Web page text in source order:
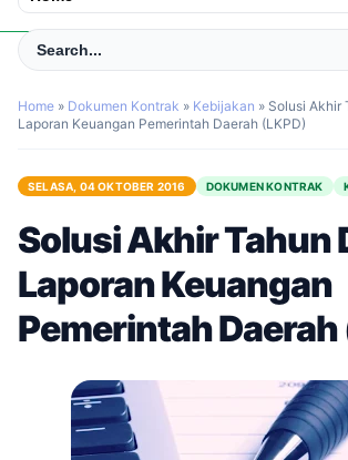
Home » Dokumen Kontrak » Kebijakan » Solusi Akhir
Laporan Keuangan Pemerintah Daerah (LKPD)
SELASA, 04 OKTOBER 2016 DOKUMEN KONTRAK
Solusi Akhir Tahun
Laporan Keuangan
Pemerintah Daerah